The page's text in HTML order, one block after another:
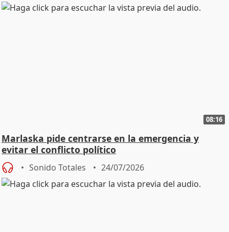
08:16
Marlaska pide centrarse en la emergencia y
evitar el conflicto político
Sonido Totales 24/07/2026